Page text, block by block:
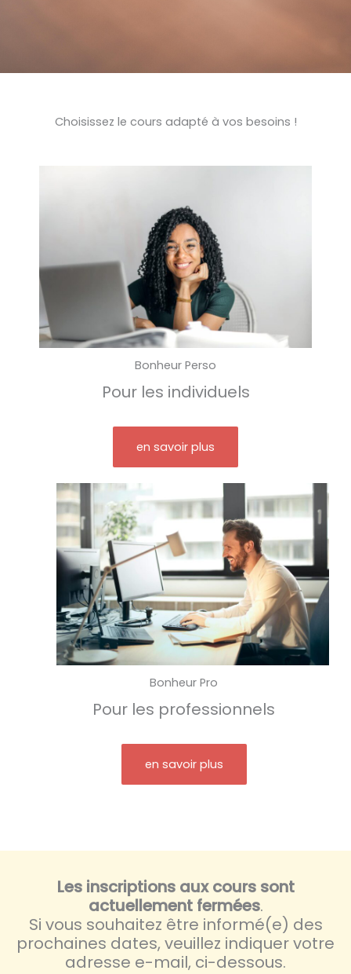
Choisissez le cours adapté à vos besoins !
Bonheur Perso
Pour les individuels
en savoir plus
Bonheur Pro
Pour les professionnels
en savoir plus
Les inscriptions aux cours sont
actuellement fermées.
Si vous souhaitez être informé(e) des
prochaines dates, veuillez indiquer votre
adresse e-mail, ci-dessous.